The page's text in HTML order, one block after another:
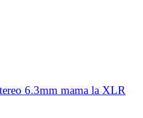
6.3mm mama la XLR